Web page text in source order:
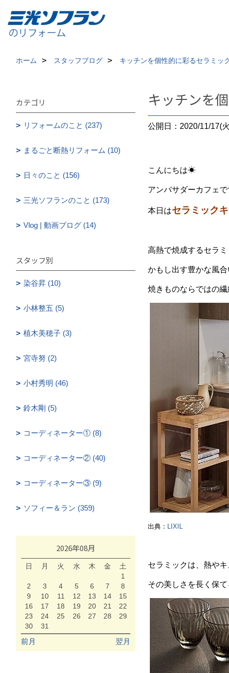
ホーム スタッフブログ キッチンを個性的に彩るセラミッ
キッチンを
公開日：2020/11/17(
こんにちは☀
アンバサダーカフェ
本日はセラミック
高熱で焼成するセラ
かもし出す豊かな風
焼きものならではの
出典： LIXIL
セラミックは、熱や
その美しさを長く保
カテゴリ
リフォームのこと (237)
まるごと断熱リフォーム (10)
日々のこと (156)
三光ソフランのこと (173)
Vlog | 動画ブログ (14)
スタッフ別
染谷昇 (10)
小林整五 (5)
植木美穂子 (3)
宮寺努 (2)
小村秀明 (46)
鈴木剛 (5)
コーディネーター① (8)
コーディネーター② (40)
コーディネーター③ (9)
ソフィー＆ラン (359)
2026年08月
日 月 火 水 木 金
土
1
2
3 4 5 6 7
8
9
10 11 12 13 14
15
16
17 18 19 20 21
22
23
24 25 26 27 28
29
30
31
前月 翌月